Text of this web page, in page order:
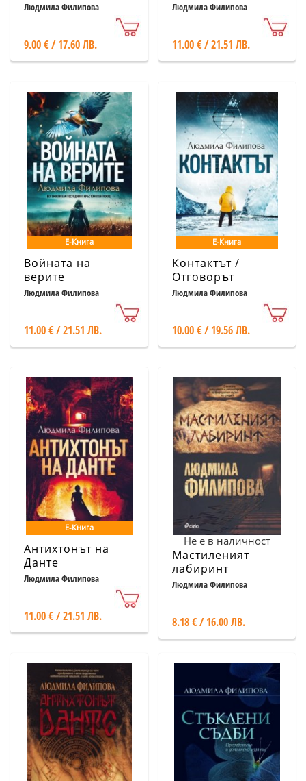
Людмила Филипова
9.00 € / 17.60 ЛВ.
Людмила Филипова
11.00 € / 21.51 ЛВ.
Е-Книга
Войната на
верите
Людмила Филипова
11.00 € / 21.51 ЛВ.
Е-Книга
Контактът /
Отговорът
Людмила Филипова
10.00 € / 19.56 ЛВ.
Е-Книга
Антихтонът на
Данте
Людмила Филипова
11.00 € / 21.51 ЛВ.
Не е в наличност
Мастиленият
лабиринт
Людмила Филипова
8.18 € / 16.00 ЛВ.